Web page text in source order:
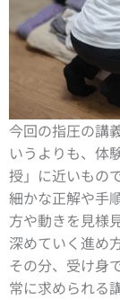
今回の指圧の講
いうよりも、体
授」に近いもの
細かな正解や手
方や動きを見様
深めていく進め
その分、受け身
常に求められる